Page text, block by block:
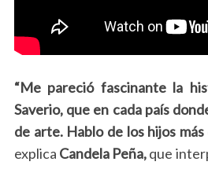
“Me pareció fascinante la
Saverio, que en cada país
de arte. Hablo de los hijos
explica Candela Peña,que